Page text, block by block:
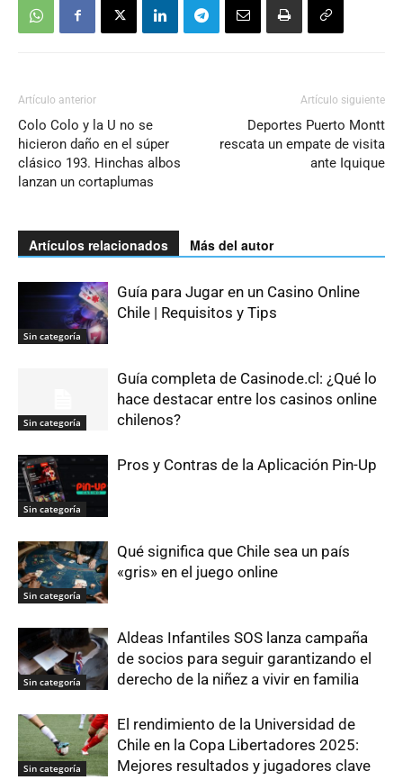
Artículo anterior
Colo Colo y la U no se
hicieron daño en el súper
clásico 193. Hinchas albos
lanzan un cortaplumas
Artículo siguiente
Deportes Puerto Montt
rescata un empate de visita
ante Iquique
Artículos relacionados Más del autor
Sin categoría
Guía para Jugar en un Casino Online
Chile | Requisitos y Tips
Sin categoría
Guía completa de Casinode.cl: ¿Qué lo
hace destacar entre los casinos online
chilenos?
Sin categoría
Pros y Contras de la Aplicación Pin-Up
Sin categoría
Qué significa que Chile sea un país
«gris» en el juego online
Sin categoría
Aldeas Infantiles SOS lanza campaña
de socios para seguir garantizando el
derecho de la niñez a vivir en familia
Sin categoría
El rendimiento de la Universidad de
Chile en la Copa Libertadores 2025:
Mejores resultados y jugadores clave